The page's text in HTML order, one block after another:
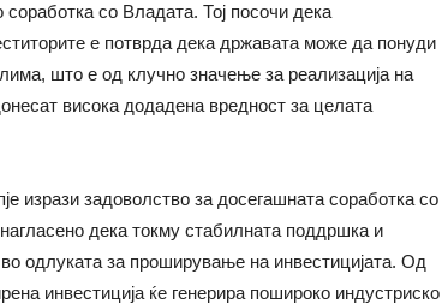
со Владата. Тој посочи дека
е потврда дека државата може да понуди
што е од клучно значење за реализација на
висока додадена вредност за целата
изрази задоволство за досегашната соработка со
дека токму стабилната поддршка и
одлуката за проширување на инвестицијата. Од
инвестиција ќе генерира пошироко индустриско